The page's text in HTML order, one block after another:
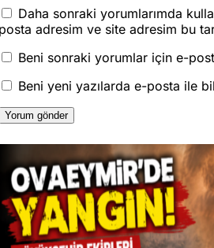
Daha sonraki yorumlarımda
adresim ve site adresim bu
Beni sonraki yorumlar için e-
Beni yeni yazılarda e-posta ile